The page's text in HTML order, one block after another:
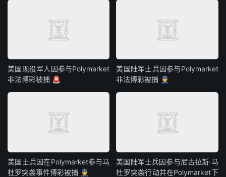
美国现役军人因参与Polymarket
非法博彩被捕 🚨
美国陆军士兵因参与Polymarket
非法博彩被捕 👮
美国士兵因在Polymarket参与马
杜罗突袭事件博彩被捕 👮
美国陆军士兵因参与尼古拉斯·马
杜罗突袭行动并在Polymarket下